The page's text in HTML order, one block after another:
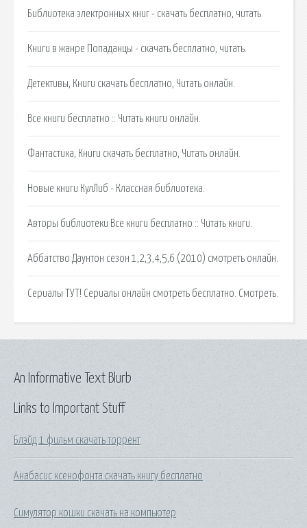
Библиотека электронных книг - скачать бесплатно, читать.
Книги в жанре Попаданцы - скачать бесплатно, читать.
Детективы, Книги скачать бесплатно, Читать онлайн.
Все книги бесплатно :: Читать книги онлайн.
Фантастика, Книги скачать бесплатно, Читать онлайн.
Новые книги КулЛиб - Классная библиотека.
Авторы библиотеки Все книги бесплатно :: Читать книги.
Аббатство Даунтон сезон 1,2,3,4,5,6 (2010) смотреть онлайн.
Сериалы ТУТ! Сериалы онлайн смотреть бесплатно. Смотреть.
Links to Important Stuff
Блэйд 1 фильм скачать торрент
Анабасис ксенофонта скачать книгу бесплатно
Симулятор кошки скачать на компьютер
An Informative Text Blurb